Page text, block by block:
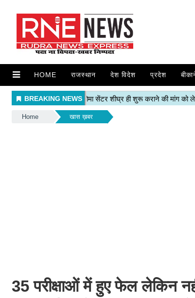
HOME राजस्थान देश विदेश प्रदेश
Home खास ख़बर
35 परीक्षाओं में हुए फेल लेकिन